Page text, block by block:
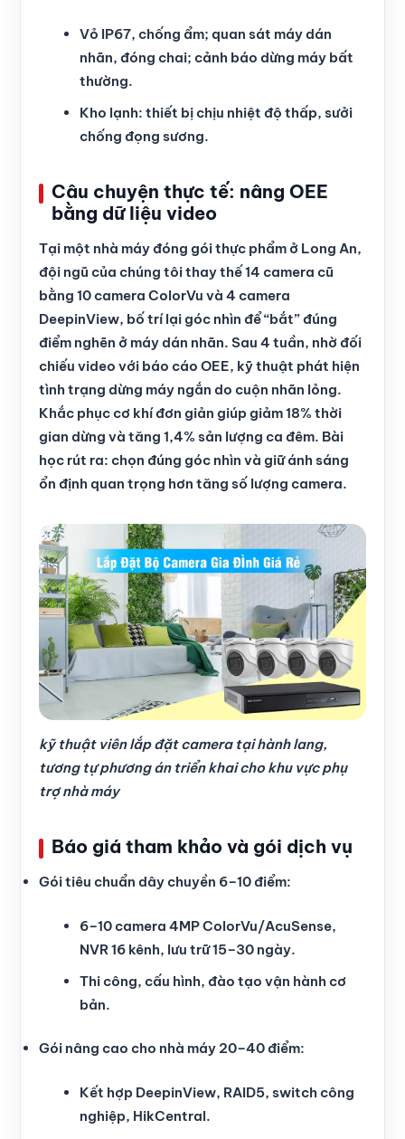
Vỏ IP67, chống ẩm; quan sát máy dán
nhãn, đóng chai; cảnh báo dừng máy bất
thường.
Kho lạnh: thiết bị chịu nhiệt độ thấp, sưởi
chống đọng sương.
Câu chuyện thực tế: nâng OEE
bằng dữ liệu video
Tại một nhà máy đóng gói thực phẩm ở Long An,
đội ngũ của chúng tôi thay thế 14 camera cũ
bằng 10 camera ColorVu và 4 camera
DeepinView, bố trí lại góc nhìn để “bắt” đúng
điểm nghẽn ở máy dán nhãn. Sau 4 tuần, nhờ đối
chiếu video với báo cáo OEE, kỹ thuật phát hiện
tình trạng dừng máy ngắn do cuộn nhãn lỏng.
Khắc phục cơ khí đơn giản giúp giảm 18% thời
gian dừng và tăng 1,4% sản lượng ca đêm. Bài
học rút ra: chọn đúng góc nhìn và giữ ánh sáng
ổn định quan trọng hơn tăng số lượng camera.
kỹ thuật viên lắp đặt camera tại hành lang,
tương tự phương án triển khai cho khu vực phụ
trợ nhà máy
Báo giá tham khảo và gói dịch vụ
Gói tiêu chuẩn dây chuyền 6–10 điểm:
6–10 camera 4MP ColorVu/AcuSense,
NVR 16 kênh, lưu trữ 15–30 ngày.
Thi công, cấu hình, đào tạo vận hành cơ
bản.
Gói nâng cao cho nhà máy 20–40 điểm:
Kết hợp DeepinView, RAID5, switch công
nghiệp, HikCentral.